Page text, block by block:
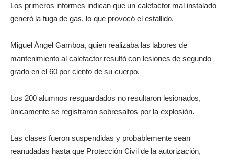
Los primeros informes indican que un calefactor mal instalado
generó la fuga de gas, lo que provocó el estallido.
Miguel Ángel Gamboa, quien realizaba las labores de
mantenimiento al calefactor resultó con lesiones de segundo
grado en el 60 por ciento de su cuerpo.
Los 200 alumnos resguardados no resultaron lesionados,
únicamente se registraron sobresaltos por la explosión.
Las clases fueron suspendidas y probablemente sean
reanudadas hasta que Protección Civil de la autorización,